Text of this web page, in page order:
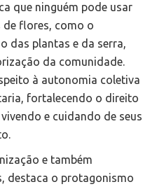
que ninguém pode usar
de flores, como o
das plantas e da serra,
da comunidade.
à autonomia coletiva
fortalecendo o direito
e cuidando de seus
e também
destaca o protagonismo